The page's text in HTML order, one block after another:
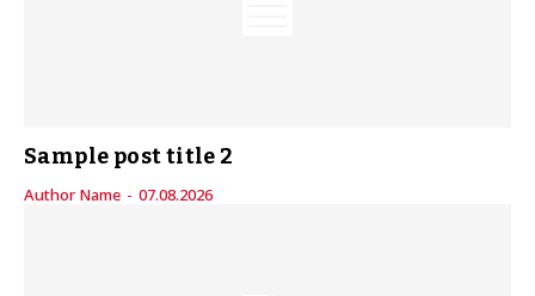
Sample post title 2
Author Name - 07.08.2026